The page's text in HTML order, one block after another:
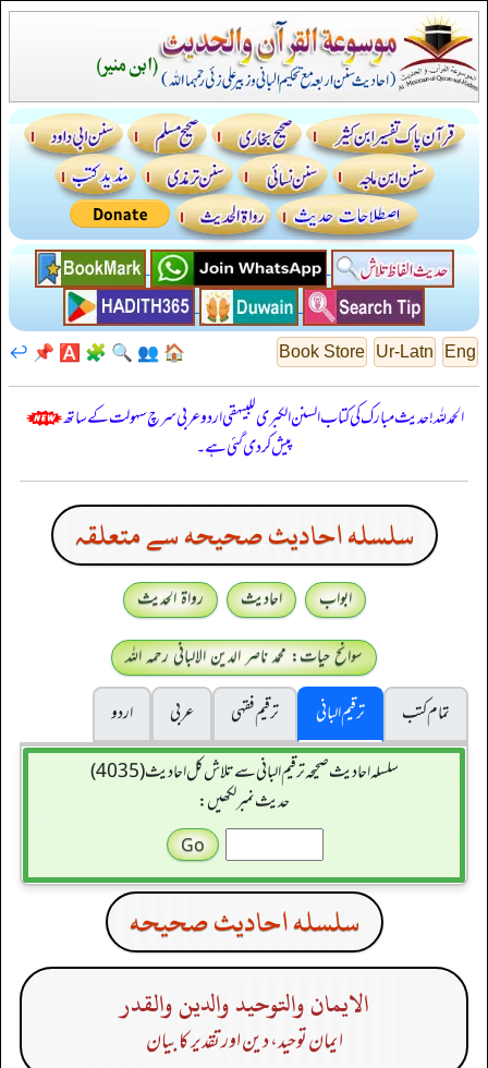
Eng
Ur-Latn
Book Store
🏠
👥
🔍
🧩
🅰️
📌
↩️
الحمدللہ! حدیث مبارک کی کتاب السنن الكبرى للبيهقي اردو عربی سرچ سہولت کے ساتھ
پیش کر دی گئی ہے۔
سلسله احاديث صحيحه سے متعلقہ
ابواب احادیث
رواۃ الحدیث
سوانح حیات: محمد ناصر الدین الالبانی رحمہ اللہ
تمام کتب
ترقیم البانی ترقيم فقہی عربی
اردو
سلسله احاديث صحيحه ترقیم البانی سے تلاش کل احادیث (4035)
حدیث نمبر لکھیں:
سلسله احاديث صحيحه
الايمان والتوحيد والدين والقدر
ایمان توحید، دین اور تقدیر کا بیان